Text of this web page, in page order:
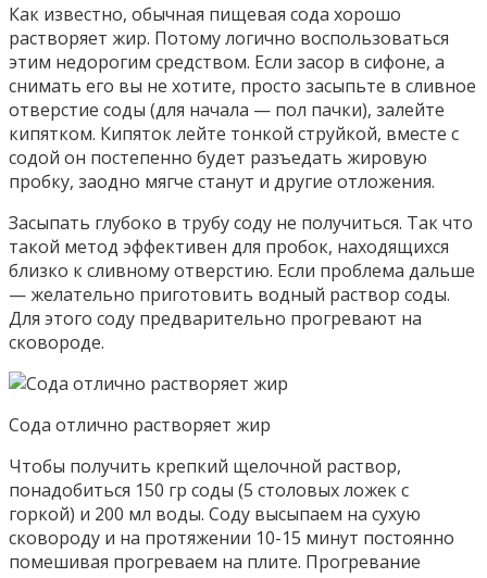
Как известно, обычная пищевая сода хорошо
растворяет жир. Потому логично воспользоваться
этим недорогим средством. Если засор в сифоне, а
снимать его вы не хотите, просто засыпьте в сливное
отверстие соды (для начала — пол пачки), залейте
кипятком. Кипяток лейте тонкой струйкой, вместе с
содой он постепенно будет разъедать жировую
пробку, заодно мягче станут и другие отложения.
Засыпать глубоко в трубу соду не получиться. Так что
такой метод эффективен для пробок, находящихся
близко к сливному отверстию. Если проблема дальше
— желательно приготовить водный раствор соды.
Для этого соду предварительно прогревают на
сковороде.
Сода отлично растворяет жир
Чтобы получить крепкий щелочной раствор,
понадобиться 150 гр соды (5 столовых ложек с
горкой) и 200 мл воды. Соду высыпаем на сухую
сковороду и на протяжении 10-15 минут постоянно
помешивая прогреваем на плите. Прогревание